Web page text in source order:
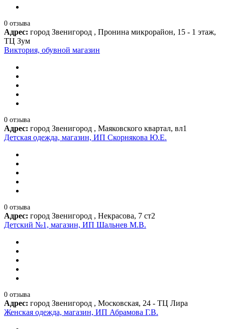
0 отзыва
Адрес: город Звенигород , Пронина микрорайон, 15 - 1 этаж,
ТЦ Зум
Виктория, обувной магазин
0 отзыва
Адрес: город Звенигород , Маяковского квартал, вл1
Детская одежда, магазин, ИП Скорнякова Ю.Е.
0 отзыва
Адрес: город Звенигород , Некрасова, 7 ст2
Детский №1, магазин, ИП Шальнев М.В.
0 отзыва
Адрес: город Звенигород , Московская, 24 - ТЦ Лира
Женская одежда, магазин, ИП Абрамова Г.В.